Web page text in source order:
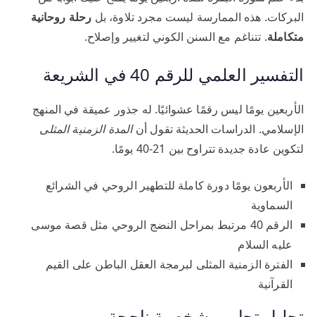
البركات. هذه الممارسة ليست مجرد تلاوة، بل رحلة روحانية
متكاملة. تتناغم مع السنن الكوني لتغيير وإصلاح.
التفسير العلمي للرقم 40 في الشريعة
الأربعين يومًا ليس رقمًا عشوائيًا. له جذور عميقة في المنهج
الإسلامي. الدراسات الحديثة تقول أنالمدة الزمنية المثلى
لتكوين عادة جديدة تتراوح بين 21-40 يومًا.
الأربعون يومًا دورة كاملة للتطهير الروحي في الشرائع
السماوية
الرقم 40 مرتبط بمراحل النضج الروحي مثل قصة موسى
عليه السلام
الفترة الزمنية المثلى لبرمجة العقل الباطن على القيم
القرآنية